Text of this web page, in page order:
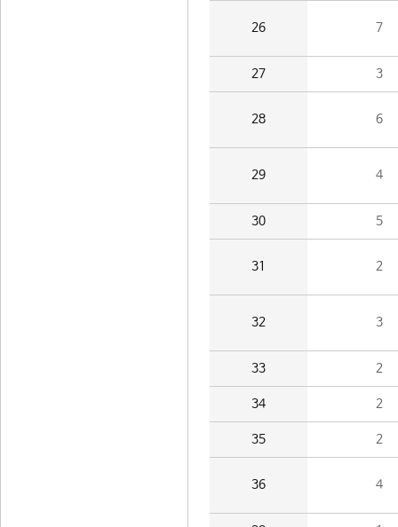
26 7
27 3
28 6
29 4
30 5
31 2
32 3
33 2
34 2
35 2
36 4